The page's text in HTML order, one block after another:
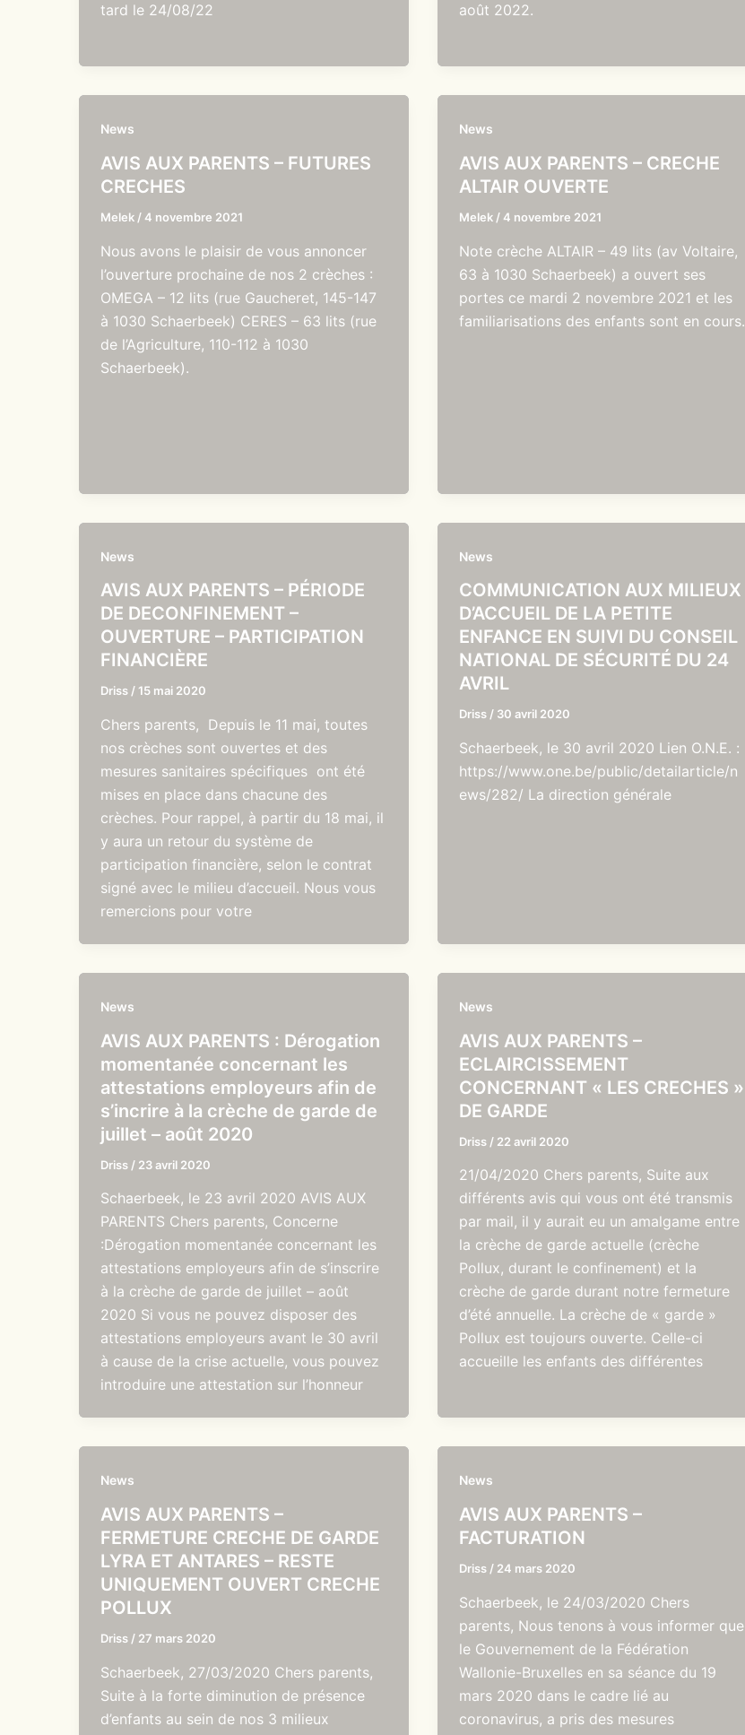
tard le 24/08/22
août 2022.
News
AVIS AUX PARENTS – FUTURES
CRECHES
Melek /4 novembre 2021
Nous avons le plaisir de vous annoncer
l’ouverture prochaine de nos 2 crèches :
OMEGA – 12 lits (rue Gaucheret, 145-147
à 1030 Schaerbeek) CERES – 63 lits (rue
de l’Agriculture, 110-112 à 1030
Schaerbeek).
News
AVIS AUX PARENTS – CRECHE
ALTAIR OUVERTE
Melek /4 novembre 2021
Note crèche ALTAIR – 49 lits (av Voltaire,
63 à 1030 Schaerbeek) a ouvert ses
portes ce mardi 2 novembre 2021 et les
familiarisations des enfants sont en cours.
News
AVIS AUX PARENTS – PÉRIODE
DE DECONFINEMENT –
OUVERTURE – PARTICIPATION
FINANCIÈRE
Driss / 15 mai 2020
Chers parents, Depuis le 11 mai, toutes
nos crèches sont ouvertes et des
mesures sanitaires spécifiques ont été
mises en place dans chacune des
crèches. Pour rappel, à partir du 18 mai, il
y aura un retour du système de
participation financière, selon le contrat
signé avec le milieu d’accueil. Nous vous
remercions pour votre
News
COMMUNICATION AUX MILIEUX
D’ACCUEIL DE LA PETITE
ENFANCE EN SUIVI DU CONSEIL
NATIONAL DE SÉCURITÉ DU 24
AVRIL
Driss / 30 avril 2020
Schaerbeek, le 30 avril 2020 Lien O.N.E. :
https://www.one.be/public/detailarticle/n
ews/282/ La direction générale
News
AVIS AUX PARENTS : Dérogation
momentanée concernant les
attestations employeurs afin de
s’incrire à la crèche de garde de
juillet – août 2020
Driss / 23 avril 2020
Schaerbeek, le 23 avril 2020 AVIS AUX
PARENTS Chers parents, Concerne
:Dérogation momentanée concernant les
attestations employeurs afin de s’inscrire
à la crèche de garde de juillet – août
2020 Si vous ne pouvez disposer des
attestations employeurs avant le 30 avril
à cause de la crise actuelle, vous pouvez
introduire une attestation sur l’honneur
News
AVIS AUX PARENTS –
ECLAIRCISSEMENT
CONCERNANT « LES CRECHES »
DE GARDE
Driss / 22 avril 2020
21/04/2020 Chers parents, Suite aux
différents avis qui vous ont été transmis
par mail, il y aurait eu un amalgame entre
la crèche de garde actuelle (crèche
Pollux, durant le confinement) et la
crèche de garde durant notre fermeture
d’été annuelle. La crèche de « garde »
Pollux est toujours ouverte. Celle-ci
accueille les enfants des différentes
News
AVIS AUX PARENTS –
FERMETURE CRECHE DE GARDE
LYRA ET ANTARES – RESTE
UNIQUEMENT OUVERT CRECHE
POLLUX
Driss / 27 mars 2020
Schaerbeek, 27/03/2020 Chers parents,
Suite à la forte diminution de présence
d’enfants au sein de nos 3 milieux
News
AVIS AUX PARENTS –
FACTURATION
Driss / 24 mars 2020
Schaerbeek, le 24/03/2020 Chers
parents, Nous tenons à vous informer que
le Gouvernement de la Fédération
Wallonie-Bruxelles en sa séance du 19
mars 2020 dans le cadre lié au
coronavirus, a pris des mesures